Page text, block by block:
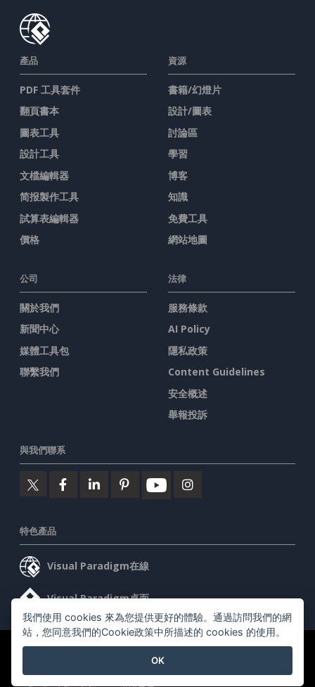
產品
PDF 工具套件
翻頁書本
圖表工具
設計工具
文檔編輯器
简报製作工具
試算表編輯器
價格
資源
書籍/幻燈片
設計/圖表
討論區
學習
博客
知識
免費工具
網站地圖
公司
關於我們
新聞中心
媒體工具包
聯繫我們
法律
服務條款
AI Policy
隱私政策
Content Guidelines
安全概述
舉報投訴
與我們聯系
特色產品
Visual Paradigm在線
Visual Paradigm桌面
©2026 by Visual Paradigm. 版權所有。
我們使用 cookies 來為您提供更好的體驗。通過訪問我們的網
站，您同意我們的Cookie政策中所描述的 cookies 的使用。
OK